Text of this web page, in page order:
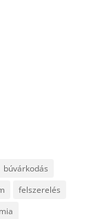
búvárkodás
felszerelés